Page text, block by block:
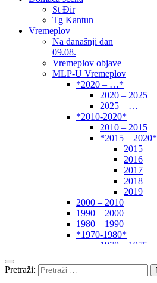
St Đir
Tg Kantun
Vremeplov
Na današnji dan
09.08.
Vremeplov objave
MLP-U Vremeplov
*2020 – …*
2020 – 2025
2025 – …
*2010-2020*
2010 – 2015
*2015 – 2020*
2015
2016
2017
2018
2019
2000 – 2010
1990 – 2000
1980 – 1990
*1970-1980*
1970 – 1975
1960 – 1970
1950 – 1960
Pretraži: